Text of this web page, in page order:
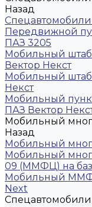
Назад
Передвижной
ПАЗ 3205
Мобильный
Вектор Некст
Мобильный штаб
Некст
Мобильный
ПАЗ Вектор
Мобильный
Назад
Мобильный
Мобильный
09 (ММФЦ) на
Мобильный
Next